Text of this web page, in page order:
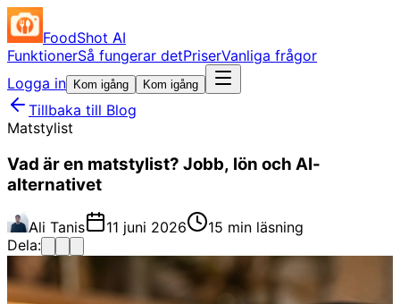
FoodShot AI
FunktionerSå fungerar detPriserVanliga frågor
Logga in
Kom igång Kom igång
Tillbaka till Blog
Matstylist
Vad är en matstylist? Jobb, lön och AI-
alternativet
Ali Tanis 11 juni 2026
15 min läsning
Dela: